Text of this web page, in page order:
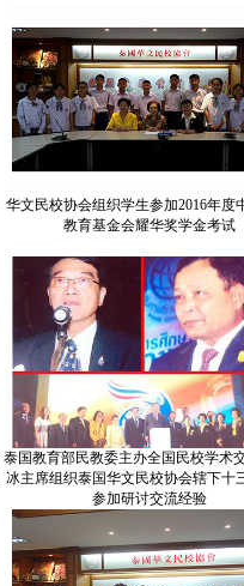
华文民校协会组织学生参加2016年度
教育基金会耀华奖学金考试
泰国教育部民教委主办全国民校学术
冰主席组织泰国华文民校协会辖下十
参加研讨交流经验